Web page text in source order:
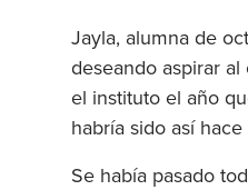
Jayla, alumna de
deseando aspirar
el instituto el año
habría sido así hace
Se había pasado